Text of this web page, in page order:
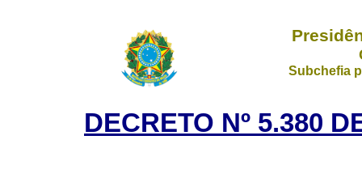
Subchefia
DECRETO Nº 5.380